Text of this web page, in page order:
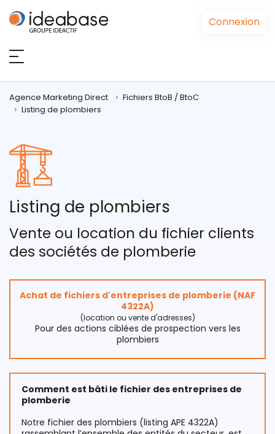
Connexion
Agence Marketing Direct
Fichiers BtoB / BtoC
Listing de plombiers
Listing de plombiers
Vente ou location du fichier clients
des sociétés de plomberie
Achat de fichiers d'entreprises de plomberie (NAF
4322A)
(location ou vente d'adresses)
Pour des actions ciblées de prospection vers les
plombiers
Comment est bâti le fichier des entreprises de
plomberie
Notre fichier des plombiers (listing APE 4322A)